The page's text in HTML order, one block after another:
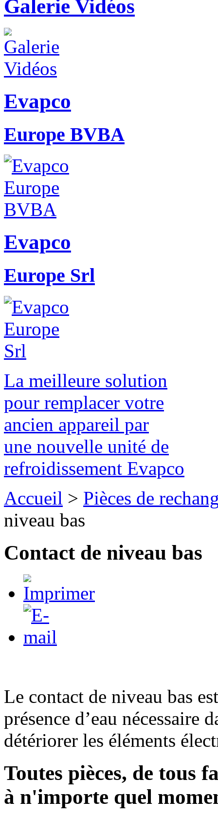
Galerie Vidéos
Evapco
Europe BVBA
Evapco
Europe Srl
La meilleure solution
pour remplacer votre
ancien appareil par
une nouvelle unité de
refroidissement Evapco
Accueil > Pièces de
niveau bas
Contact de niveau bas
Le contact de niveau bas
présence d’eau nécessaire
détériorer les éléments
Toutes pièces, de tous
à n'importe quel